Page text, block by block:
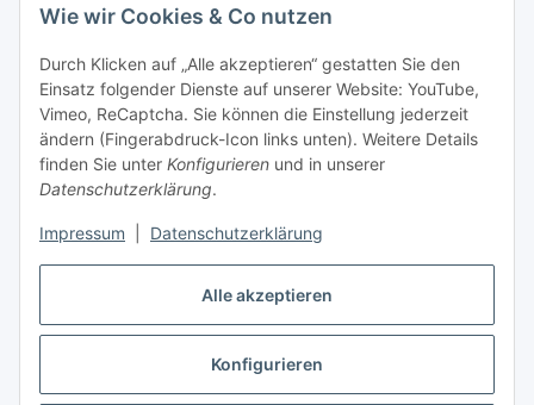
Alle akzeptieren
Konfigurieren
Wie wir Cookies & Co nutzen
Durch Klicken auf „Alle akzeptieren“ gestatten Sie den
Einsatz folgender Dienste auf unserer Website: YouTube,
Vimeo, ReCaptcha. Sie können die Einstellung jederzeit
ändern (Fingerabdruck-Icon links unten). Weitere Details
finden Sie unter Konfigurieren und in unserer
Datenschutzerklärung.
Impressum Datenschutzerklärung
Zahlungsmöglichkeiten
Versandinformationen
Gesetzliche Informationen
Vertrag widerrufen